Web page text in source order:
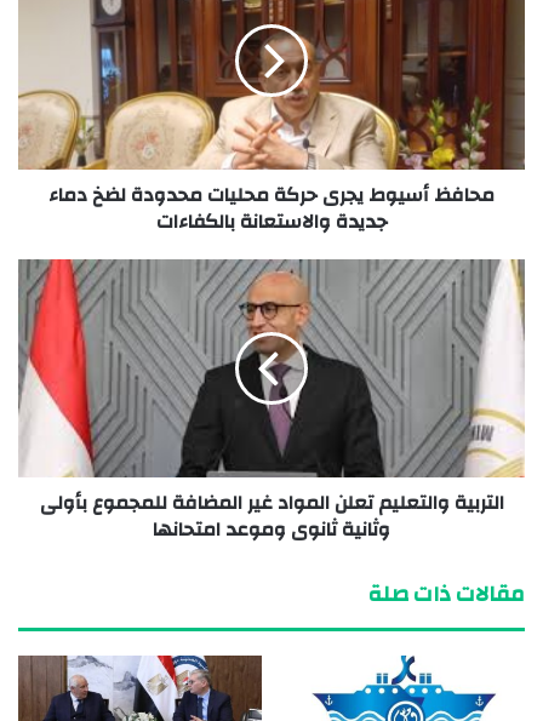
محافظ أسيوط يجرى حركة محليات محدودة لضخ دماء
جديدة والاستعانة بالكفاءات
التربية والتعليم تعلن المواد غير المضافة للمجموع بأولى
وثانية ثانوى وموعد امتحانها
مقالات ذات صلة